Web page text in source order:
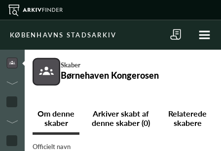
KØBENHAVNS STADSARKIV
Skaber
Børnehaven Kongerosen
Om denne
skaber
Arkiver skabt af
denne skaber (0)
Relaterede
skabere
Officielt navn